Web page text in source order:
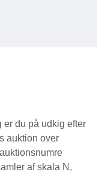
er du på udkig efter
auktion over
af skala N,